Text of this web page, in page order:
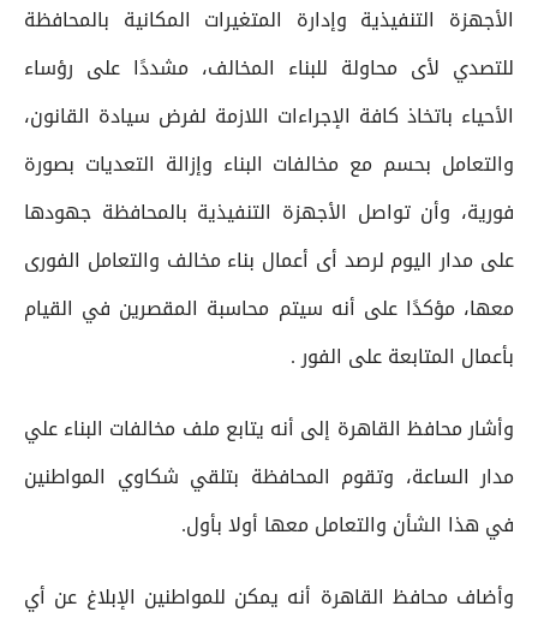
الأجهزة التنفيذية وإدارة المتغيرات المكانية بالمحافظة
للتصدي لأى محاولة للبناء المخالف، مشددًا على رؤساء
الأحياء باتخاذ كافة الإجراءات اللازمة لفرض سيادة القانون،
والتعامل بحسم مع مخالفات البناء وإزالة التعديات بصورة
فورية، وأن تواصل الأجهزة التنفيذية بالمحافظة جهودها
على مدار اليوم لرصد أى أعمال بناء مخالف والتعامل الفورى
معها، مؤكدًا على أنه سيتم محاسبة المقصرين في القيام
بأعمال المتابعة على الفور .
وأشار محافظ القاهرة إلى أنه يتابع ملف مخالفات البناء علي
مدار الساعة، وتقوم المحافظة بتلقي شكاوي المواطنين
في هذا الشأن والتعامل معها أولا بأول.
وأضاف محافظ القاهرة أنه يمكن للمواطنين الإبلاغ عن أي